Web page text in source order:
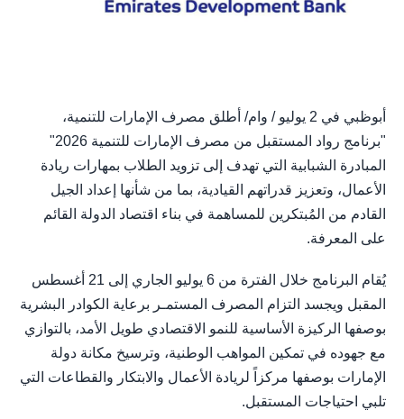
أبوظبي في 2 يوليو / وام/ أطلق مصرف الإمارات للتنمية،
"برنامج رواد المستقبل من مصرف الإمارات للتنمية 2026"
المبادرة الشبابية التي تهدف إلى تزويد الطلاب بمهارات ريادة
الأعمال، وتعزيز قدراتهم القيادية، بما من شأنها إعداد الجيل
القادم من المُبتكرين للمساهمة في بناء اقتصاد الدولة القائم
على المعرفة.
يُقام البرنامج خلال الفترة من 6 يوليو الجاري إلى 21 أغسطس
المقبل ويجسد التزام المصرف المستمـر برعاية الكوادر البشرية
بوصفها الركيزة الأساسية للنمو الاقتصادي طويل الأمد، بالتوازي
مع جهوده في تمكين المواهب الوطنية، وترسيخ مكانة دولة
الإمارات بوصفها مركزاً لريادة الأعمال والابتكار والقطاعات التي
تلبي احتياجات المستقبل.